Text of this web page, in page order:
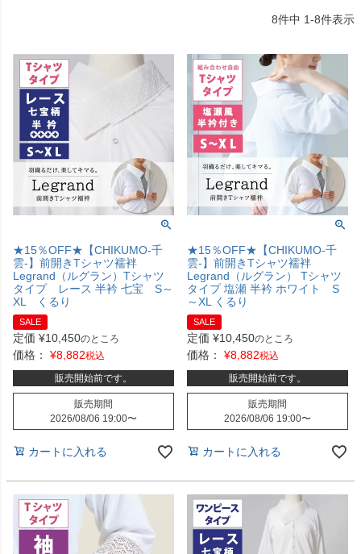
8件中 1-8件表示
★15％OFF★【CHIKUMO-千
雲-】前開きTシャツ襦袢
Legrand（ルグラン）Tシャツ
タイプ レース 半衿 七宝 S～
XL くるり
SALE
定価 ¥10,450のところ
価格： ¥8,882税込
販売開始前です。
販売期間
2026/08/06 19:00〜
カートに入れる
★15％OFF★【CHIKUMO-千
雲-】前開きTシャツ襦袢
Legrand（ルグラン） Tシャツ
タイプ 塩瀬 半衿 ホワイト S
～XL くるり
SALE
定価 ¥10,450のところ
価格： ¥8,882税込
販売開始前です。
販売期間
2026/08/06 19:00〜
カートに入れる